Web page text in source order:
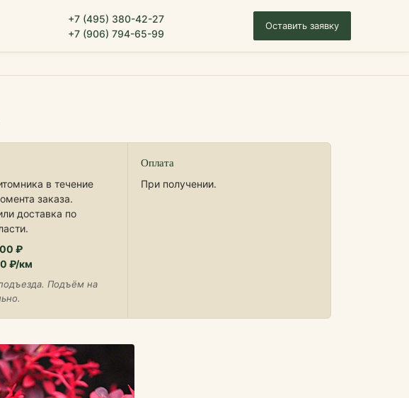
+7 (495) 380-42-27
+7 (906) 794-65-99
Оставить заявку
в течение
заказа.
доставка по
₽
₽/км
Подъём на
Оплата
При получении.